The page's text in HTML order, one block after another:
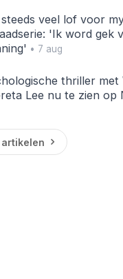
veel lof voor
'Ik word gek
• 7 aug
thriller met
Lee nu te zien op